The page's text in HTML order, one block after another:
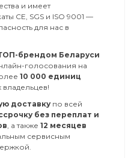
и имеет
CE, SGS и ISO 9001 —
для нас в
брендом Беларуси
голосования на
10 000 единиц
доставкупо всей
без переплат и
, а также 12 месяцев
сервисным